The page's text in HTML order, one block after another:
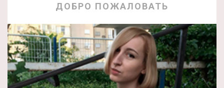
ДОБРО ПОЖАЛОВАТЬ